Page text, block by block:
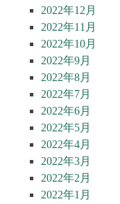
2022年12月
2022年11月
2022年10月
2022年9月
2022年8月
2022年7月
2022年6月
2022年5月
2022年4月
2022年3月
2022年2月
2022年1月